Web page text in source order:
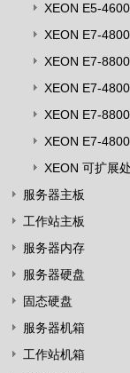
XEON E5-
XEON E7-
XEON E7-
XEON E7-
XEON E7-
XEON E7-
XEON 可扩展
服务器主板
工作站主板
服务器内存
服务器硬盘
固态硬盘
服务器机箱
工作站机箱